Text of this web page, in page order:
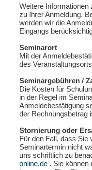
Weitere Informationen
zu Ihrer Anmeldung.
werden wir die
Eingangs
Seminarort
Mit der
des
Seminargebühren /
Die Kosten für
in der Regel im
Anmeldebestätigung
der Rechnungsbetrag
Stornierung oder
Für den Fall, dass Sie
Seminartermin nicht
uns schriftlich zu
online.de . Sie können